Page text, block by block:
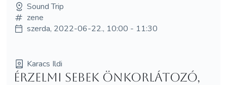
Sound Trip
zene
szerda, 2022-06-22., 10:00 - 11:30
Karacs Ildi
Érzelmi sebek önkorlátozó,